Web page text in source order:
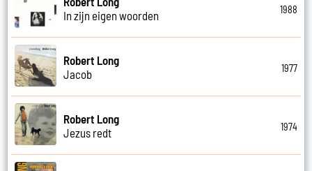
In zijn eigen woorden
1988
Robert Long
Jacob
1977
Robert Long
Jezus redt
1974